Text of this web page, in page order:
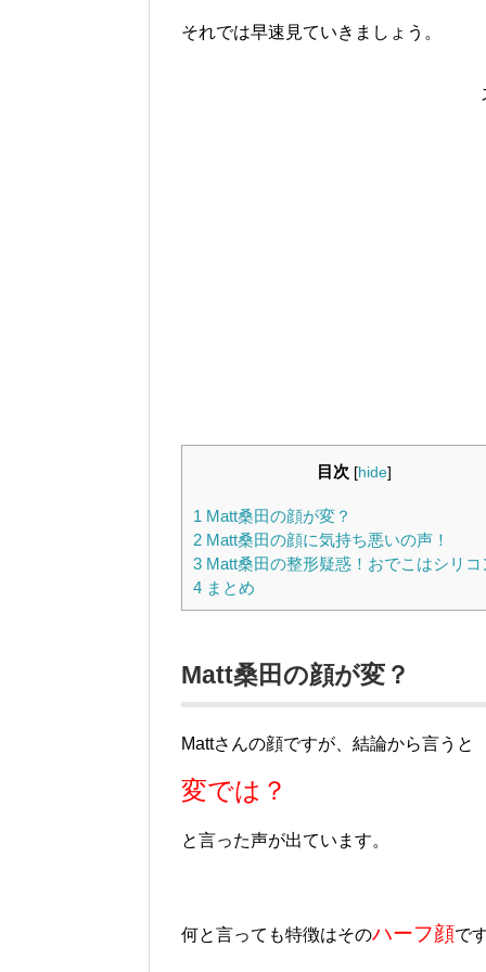
それでは早速見ていきましょう。
目次 [hide]
1 Matt桑田の顔が変？
2 Matt桑田の顔に気持ち悪いの声！
3 Matt桑田の整形疑惑！おでこはシリコ
4 まとめ
Matt桑田の顔が変？
Mattさんの顔ですが、結論から言うと
変では？
と言った声が出ています。
何と言っても特徴はそのハーフ顔で